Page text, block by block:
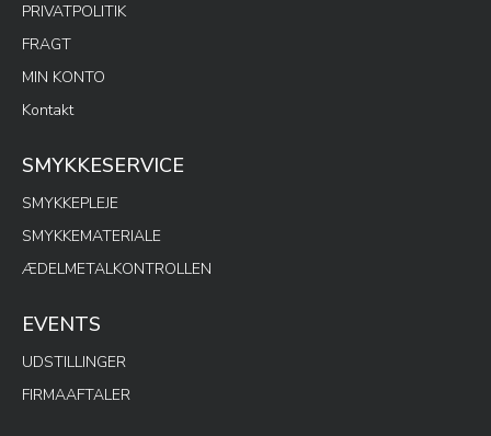
PRIVATPOLITIK
FRAGT
MIN KONTO
Kontakt
SMYKKESERVICE
SMYKKEPLEJE
SMYKKEMATERIALE
ÆDELMETALKONTROLLEN
EVENTS
UDSTILLINGER
FIRMAAFTALER